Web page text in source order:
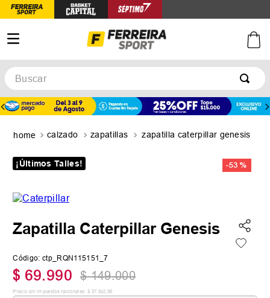
Buscar
calzado zapatillas zapatilla caterpillar genesis
¡Últimos Talles! -53 %
Zapatilla Caterpillar Genesis
Código: ctp_RQN115151_7
$ 69.990 $ 149.000
Precio sin impuestos nacionales: $ 57 842 98
TÉRMINOS MÁS BUSCADOS
3.
basquet
5. zapatillas adidas